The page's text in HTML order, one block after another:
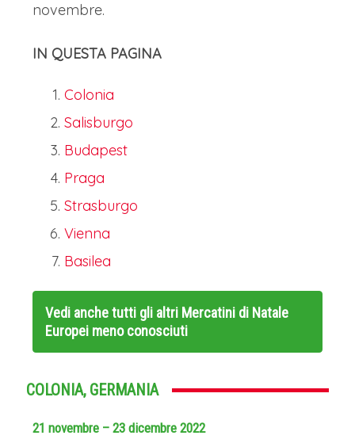
novembre.
IN QUESTA PAGINA
Colonia
Salisburgo
Budapest
Praga
Strasburgo
Vienna
Basilea
Vedi anche tutti gli altri Mercatini di Natale
Europei meno conosciuti
COLONIA, GERMANIA
21 novembre – 23 dicembre 2022